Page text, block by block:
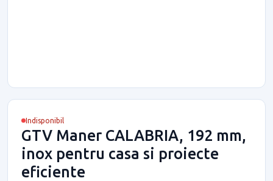
Indisponibil
GTV Maner CALABRIA, 192 mm,
inox pentru casa si proiecte
eficiente